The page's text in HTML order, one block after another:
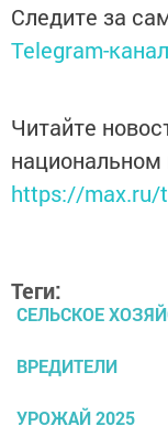
Следите за
Telegram-
Читайте
https://max.ru/
Теги:
СЕЛЬСКОЕ
ВРЕДИТЕЛИ
УРОЖАЙ 2025